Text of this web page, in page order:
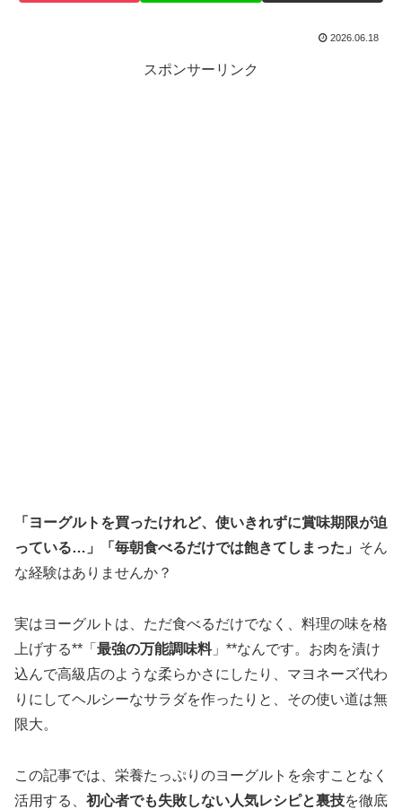
2026.06.18
スポンサーリンク
「ヨーグルトを買ったけれど、使いきれずに賞味期限が迫
っている…」「毎朝食べるだけでは飽きてしまった」 そん
な経験はありませんか？
実はヨーグルトは、ただ食べるだけでなく、料理の味を格
上げする**「 最強の万能調味料」**なんです。お肉を漬け
込んで高級店のような柔らかさにしたり、マヨネーズ代わ
りにしてヘルシーなサラダを作ったりと、その使い道は無
限大。
この記事では、栄養たっぷりのヨーグルトを余すことなく
活用する、 初心者でも失敗しない人気レシピと裏技を徹底